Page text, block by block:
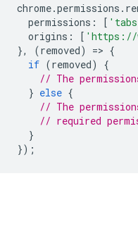
chrome.permissions .
permissions : [
origins : [ 'https://
},
(removed) => {
if (removed)
{
// The
} else {
// The
// required
}
});